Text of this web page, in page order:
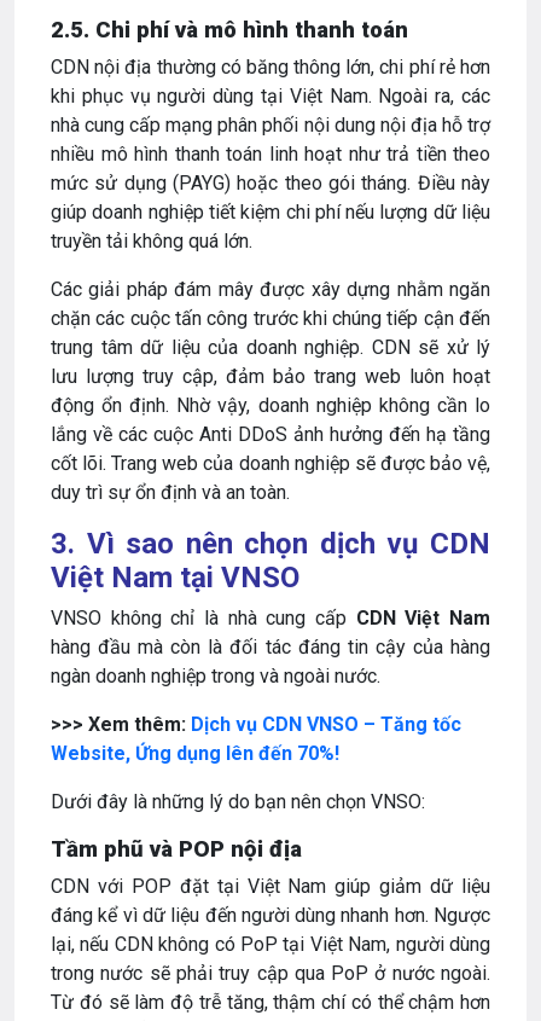
2.5. Chi phí và mô hình thanh toán
CDN nội địa thường có băng thông lớn, chi phí rẻ hơn
khi phục vụ người dùng tại Việt Nam. Ngoài ra, các
nhà cung cấp mạng phân phối nội dung nội địa hỗ trợ
nhiều mô hình thanh toán linh hoạt như trả tiền theo
mức sử dụng (PAYG) hoặc theo gói tháng. Điều này
giúp doanh nghiệp tiết kiệm chi phí nếu lượng dữ liệu
truyền tải không quá lớn.
Các giải pháp đám mây được xây dựng nhằm ngăn
chặn các cuộc tấn công trước khi chúng tiếp cận đến
trung tâm dữ liệu của doanh nghiệp. CDN sẽ xử lý
lưu lượng truy cập, đảm bảo trang web luôn hoạt
động ổn định. Nhờ vậy, doanh nghiệp không cần lo
lắng về các cuộc Anti DDoS ảnh hưởng đến hạ tầng
cốt lõi. Trang web của doanh nghiệp sẽ được bảo vệ,
duy trì sự ổn định và an toàn.
3. Vì sao nên chọn dịch vụ CDN
Việt Nam tại VNSO
VNSO không chỉ là nhà cung cấp CDN Việt Nam
hàng đầu mà còn là đối tác đáng tin cậy của hàng
ngàn doanh nghiệp trong và ngoài nước.
>>> Xem thêm: Dịch vụ CDN VNSO – Tăng tốc
Website, Ứng dụng lên đến 70%!
Dưới đây là những lý do bạn nên chọn VNSO:
Tầm phũ và POP nội địa
CDN với POP đặt tại Việt Nam giúp giảm dữ liệu
đáng kể vì dữ liệu đến người dùng nhanh hơn. Ngược
lại, nếu CDN không có PoP tại Việt Nam, người dùng
trong nước sẽ phải truy cập qua PoP ở nước ngoài.
Từ đó sẽ làm độ trễ tăng, thậm chí có thể chậm hơn